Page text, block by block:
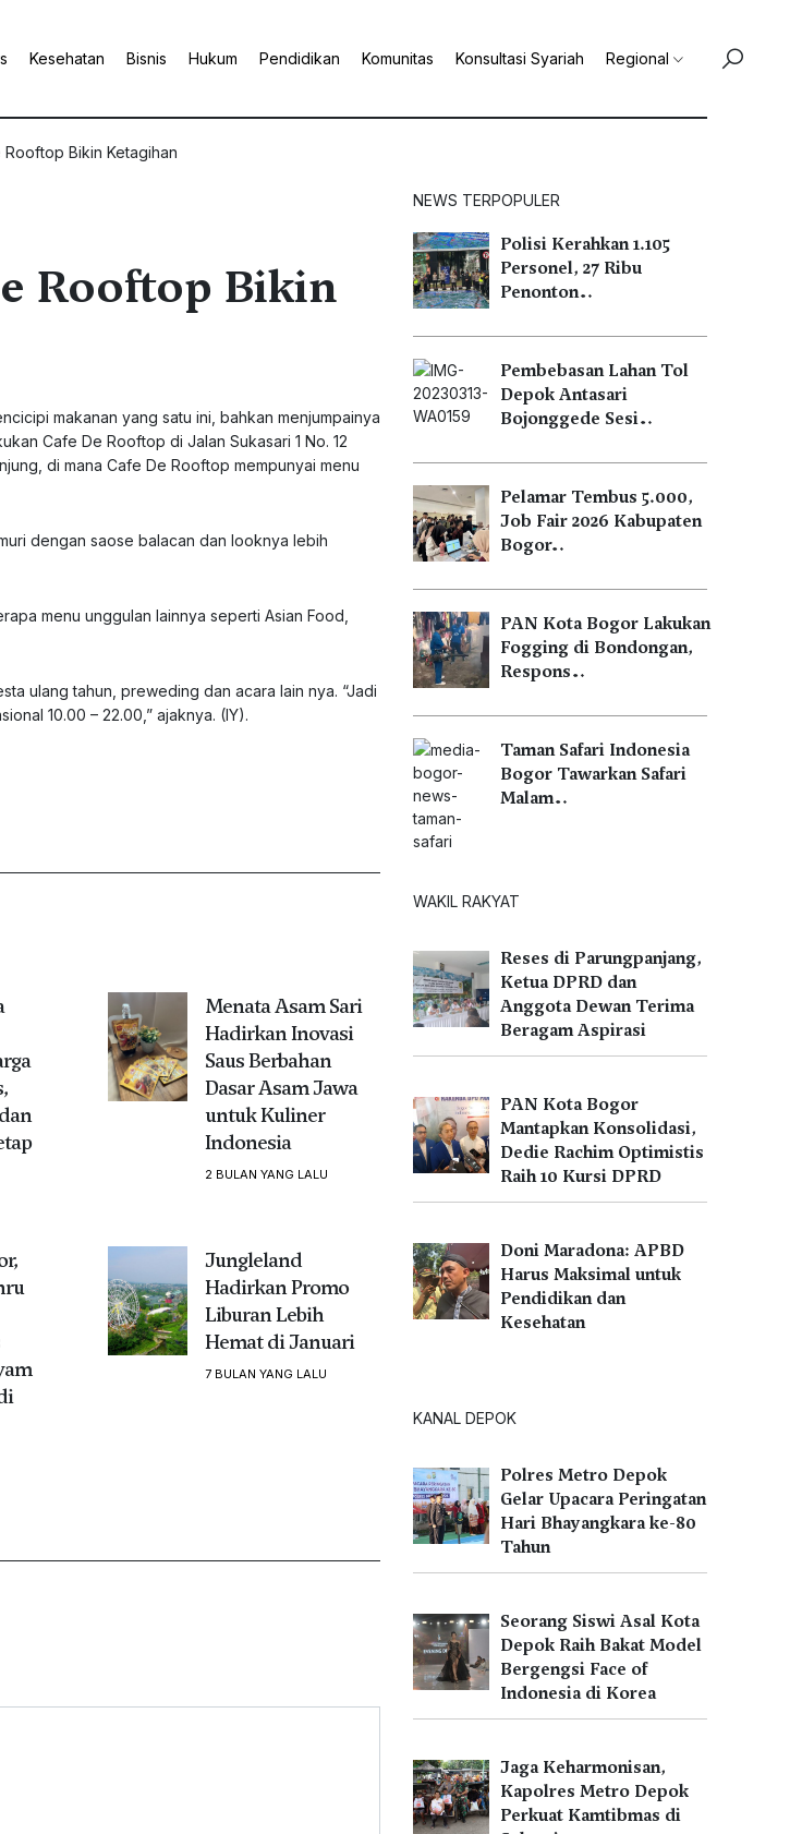
Kesehatan Bisnis Hukum Pendidikan Komunitas Konsultasi Syariah Regional
Bikin Ketagihan
Rooftop Bikin
makanan yang satu ini, bahkan menjumpainya
Cafe De Rooftop di Jalan Sukasari 1 No. 12
di mana Cafe De Rooftop mempunyai menu
dengan saose balacan dan looknya lebih
menu unggulan lainnya seperti Asian Food,
ulang tahun, preweding dan acara lain nya. “Jadi
10.00 – 22.00,” ajaknya. (IY).
Menata Asam Sari
Hadirkan Inovasi
Saus Berbahan
Dasar Asam Jawa
untuk Kuliner
Indonesia
2 BULAN YANG LALU
Jungleland
Hadirkan Promo
Liburan Lebih
Hemat di Januari
7 BULAN YANG LALU
NEWS TERPOPULER
Polisi Kerahkan 1.105
Personel, 27 Ribu
Penonton…
Pembebasan Lahan Tol
Depok Antasari
Bojonggede Sesi…
Pelamar Tembus 5.000,
Job Fair 2026 Kabupaten
Bogor…
PAN Kota Bogor Lakukan
Fogging di Bondongan,
Respons…
Taman Safari Indonesia
Bogor Tawarkan Safari
Malam…
WAKIL RAKYAT
Reses di Parungpanjang,
Ketua DPRD dan
Anggota Dewan Terima
Beragam Aspirasi
PAN Kota Bogor
Mantapkan Konsolidasi,
Dedie Rachim Optimistis
Raih 10 Kursi DPRD
Doni Maradona: APBD
Harus Maksimal untuk
Pendidikan dan
Kesehatan
KANAL DEPOK
Polres Metro Depok
Gelar Upacara Peringatan
Hari Bhayangkara ke-80
Tahun
Seorang Siswi Asal Kota
Depok Raih Bakat Model
Bergengsi Face of
Indonesia di Korea
Jaga Keharmonisan,
Kapolres Metro Depok
Perkuat Kamtibmas di